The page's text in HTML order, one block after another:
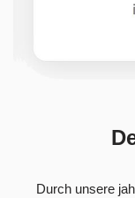
Durch unsere